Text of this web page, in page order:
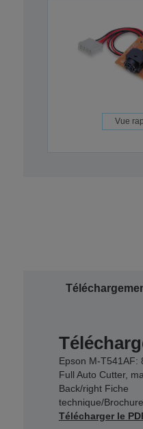
Vue
Epson M-T541AF:
Full Auto Cutter,
Back/right Fiche
technique/Brochure
Télécharger le